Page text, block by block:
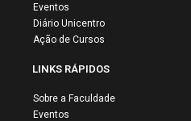
Eventos
Diário Unicentro
Ação de Cursos
LINKS RÁPIDOS
Sobre a Faculdade
Eventos